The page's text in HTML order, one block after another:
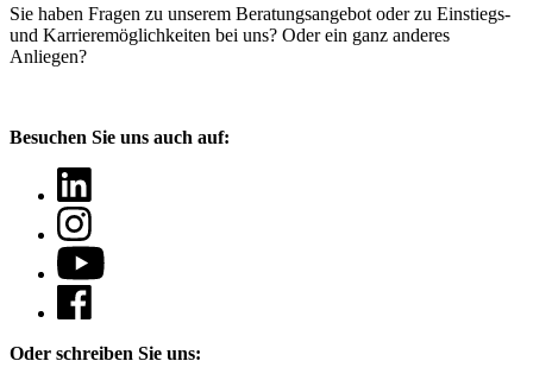
Sie haben Fragen zu unserem Beratungsangebot oder zu Einstiegs-
und Karrieremöglichkeiten bei uns? Oder ein ganz anderes
Anliegen?
Besuchen Sie uns auch auf:
Oder schreiben Sie uns: